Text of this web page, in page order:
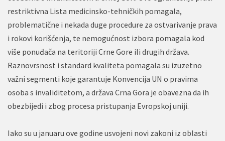
restriktivna Lista medicinsko-tehničkih pomagala,
problematične i nekada duge procedure za ostvarivanje prava
i rokovi korišćenja, te nemogućnost izbora pomagala kod
više ponuđača na teritoriji Crne Gore ili drugih država.
Raznovrsnost i standard kvaliteta pomagala su izuzetno
važni segmenti koje garantuje Konvencija UN o pravima
osoba s invaliditetom, a država Crna Gora je obavezna da ih
obezbijedi i zbog procesa pristupanja Evropskoj uniji.
Iako su u januaru ove godine usvojeni novi zakoni iz oblasti